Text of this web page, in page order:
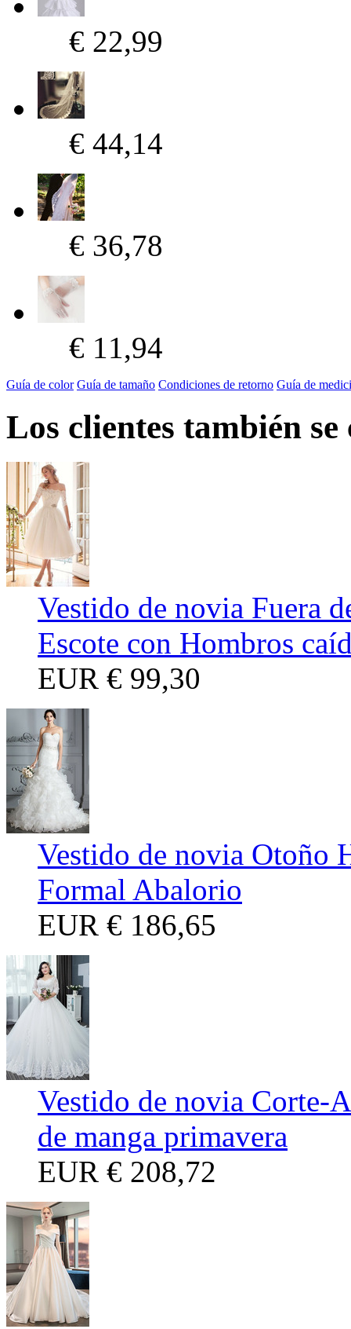
€ 22,99
€ 44,14
€ 36,78
€ 11,94
Guía de color Guía de tamaño Condiciones de retorno Guía de
Los clientes también se
Vestido de novia Fuera
Escote con Hombros
EUR € 99,30
Vestido de novia Otoño
Formal Abalorio
EUR € 186,65
Vestido de novia Corte-
de manga primavera
EUR € 208,72